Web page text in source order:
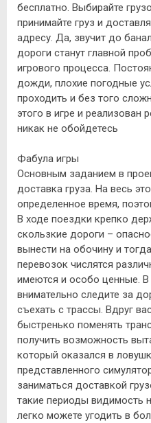
бесплатно. Выбирайте
принимайте груз и
адресу. Да, звучит до
дороги станут главной
игрового процесса.
дожди, плохие погодные
проходить и без того
этого в игре и реализован
никак не обойдетесь
Фабула игры
Основным заданием в
доставка груза. На весь
определенное время,
В ходе поездки крепко
скользкие дороги –
вынести на обочину и
перевозок числятся
имеются и особо ценные. В
внимательно следите за
съехать с трассы. Вдруг
быстренько поменять
получить возможность
который оказался в
представленного
заниматься доставкой
такие периоды видимость
легко можете угодить в